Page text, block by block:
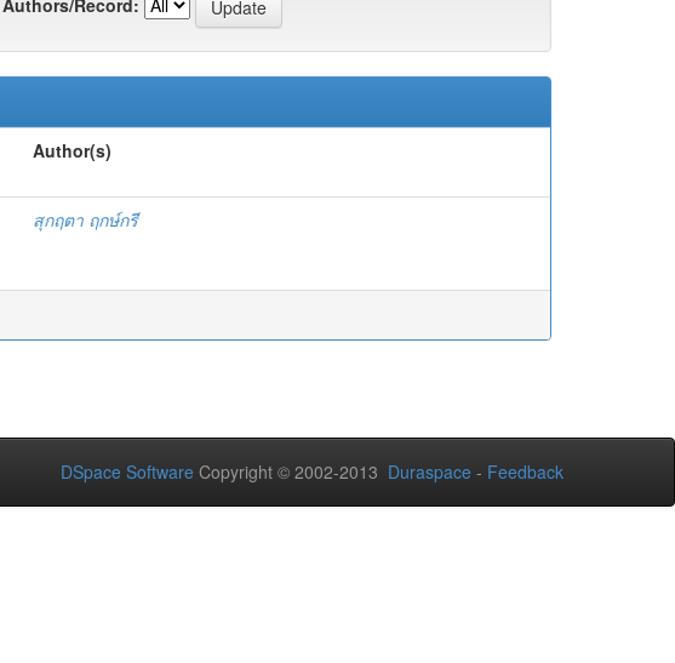
Author(s)
สุกฤตา ฤกษ์กรี
DSpace Software Copyright © 2002-2013 Duraspace - Feedback